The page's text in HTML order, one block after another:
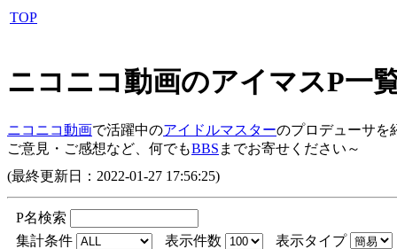
TOP
ニコニコ動画のアイマスP一
ニコニコ動画で活躍中のアイドルマスターのプロデューサを
ご意見・ご感想など、何でもBBS までお寄せください～
(最終更新日：2022-01-27 17:56:25)
P名検索
集計条件
表示件数 表示タイプ